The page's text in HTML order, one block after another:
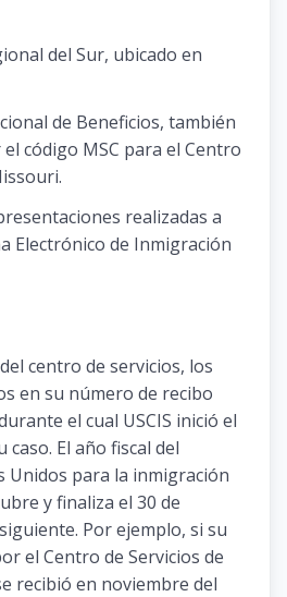
del Sur, ubicado en
de Beneficios, también
código MSC para el Centro
realizadas a
Electrónico de Inmigración
centro de servicios, los
en su número de recibo
el cual USCIS inició el
El año fiscal del
Unidos para la inmigración
y finaliza el 30 de
Por ejemplo, si su
el Centro de Servicios de
recibió en noviembre del